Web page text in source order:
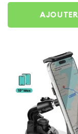
AJOUTER